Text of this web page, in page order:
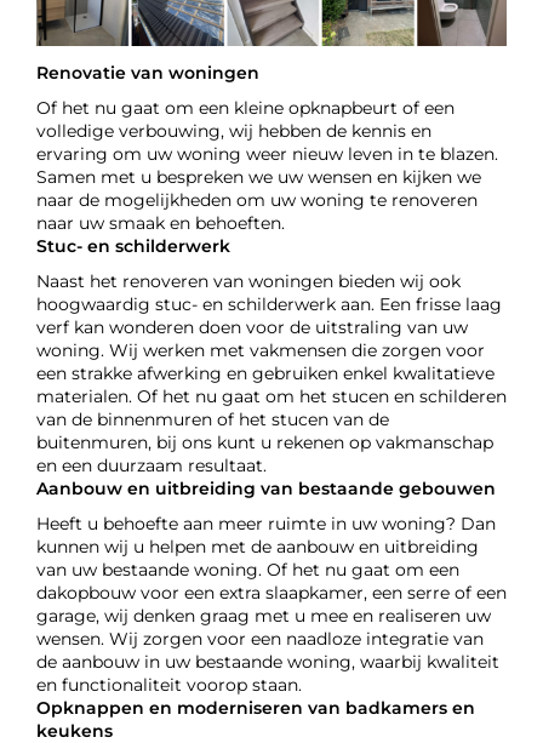
Renovatie van woningen
Of het nu gaat om een kleine opknapbeurt of een
volledige verbouwing, wij hebben de kennis en
ervaring om uw woning weer nieuw leven in te blazen.
Samen met u bespreken we uw wensen en kijken we
naar de mogelijkheden om uw woning te renoveren
naar uw smaak en behoeften.
Stuc- en schilderwerk
Naast het renoveren van woningen bieden wij ook
hoogwaardig stuc- en schilderwerk aan. Een frisse laag
verf kan wonderen doen voor de uitstraling van uw
woning. Wij werken met vakmensen die zorgen voor
een strakke afwerking en gebruiken enkel kwalitatieve
materialen. Of het nu gaat om het stucen en schilderen
van de binnenmuren of het stucen van de
buitenmuren, bij ons kunt u rekenen op vakmanschap
en een duurzaam resultaat.
Aanbouw en uitbreiding van bestaande gebouwen
Heeft u behoefte aan meer ruimte in uw woning? Dan
kunnen wij u helpen met de aanbouw en uitbreiding
van uw bestaande woning. Of het nu gaat om een
dakopbouw voor een extra slaapkamer, een serre of een
garage, wij denken graag met u mee en realiseren uw
wensen. Wij zorgen voor een naadloze integratie van
de aanbouw in uw bestaande woning, waarbij kwaliteit
en functionaliteit voorop staan.
Opknappen en moderniseren van badkamers en
keukens